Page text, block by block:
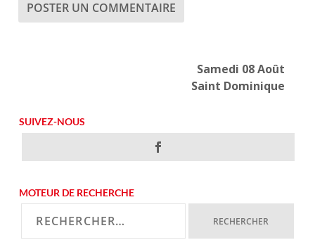
Samedi 08 Août
Saint Dominique
SUIVEZ-NOUS
MOTEUR DE RECHERCHE